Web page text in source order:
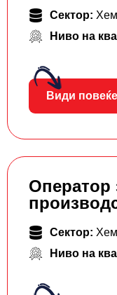
Сектор:
Ниво на
Види повеќе
Оператор
Сектор:
Ниво на